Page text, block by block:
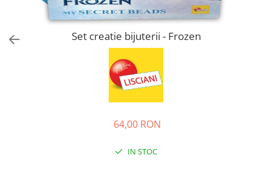
Decoratiuni
Jucarii educative
Figurine jucarii miciSet creatie bijuterii - Frozen
64,00 RON
IN STOC